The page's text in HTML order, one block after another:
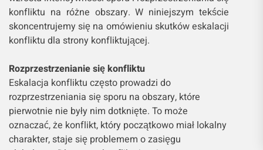
konfliktu na różne obszary. W niniejszym tekście
skoncentrujemy się na omówieniu skutków eskalacji
konfliktu dla strony konfliktującej.
Rozprzestrzenianie się konfliktu
Eskalacja konfliktu często prowadzi do
rozprzestrzeniania się sporu na obszary, które
pierwotnie nie były nim dotknięte. To może
oznaczać, że konflikt, który początkowo miał lokalny
charakter, staje się problemem o zasięgu